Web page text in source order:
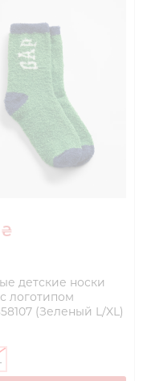
₴
детские носки
логотипом
(Зеленый L/XL)